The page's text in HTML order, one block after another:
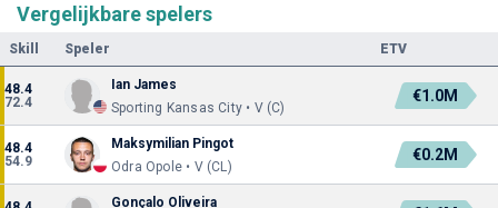
Vergelijkbare spelers
Skill Speler ETV
48.4
72.4
Ian James
Sporting Kansas City • V (C)
€1.0M
48.4
54.9
Maksymilian Pingot
Odra Opole • V (CL)
€0.2M
Gonçalo Oliveira